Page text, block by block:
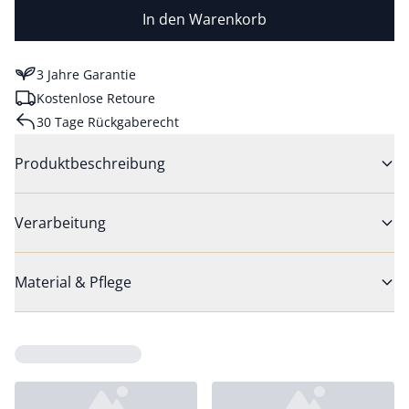
In den Warenkorb
3 Jahre Garantie
Kostenlose Retoure
30 Tage Rückgaberecht
Produktbeschreibung
Verarbeitung
Material & Pflege